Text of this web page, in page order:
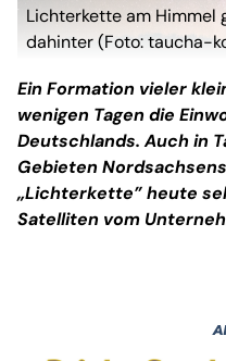
Lichterkette am Himmel
dahinter (Foto: taucha-
Ein Formation vieler
wenigen Tagen die
Deutschlands. Auch in
Gebieten
„Lichterkette” heute
Satelliten vom